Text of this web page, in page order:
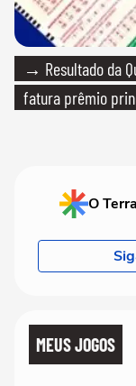
→ Resultado da
fatura prêmio
O
MEUS JOGOS